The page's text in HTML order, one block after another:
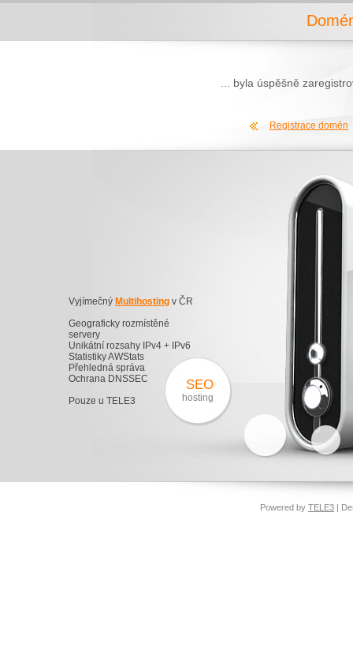
... byla úspěšně
Registrace domén
Vyjímečný Multihosting v ČR
Geograficky rozmístěné
servery
Unikátní rozsahy IPv4 + IPv6
Statistiky AWStats
Přehledná správa
Ochrana DNSSEC
Pouze u TELE3
SEO
hosting
Powered by TELE3 |